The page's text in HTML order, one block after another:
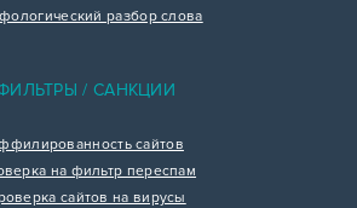
разбор слова
/ САНКЦИИ
сайтов
на фильтр переспам
сайтов на вирусы